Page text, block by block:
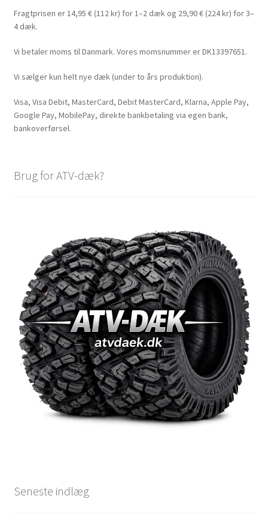
Fragtprisen er 14,95 € (112 kr) for 1–2 dæk og 29,90 € (224 kr) for 3–
4 dæk.
Vi betaler moms til Danmark. Vores momsnummer er DK13397651.
Vi sælger kun helt nye dæk (under to års produktion).
Visa, Visa Debit, MasterCard, Debit MasterCard, Klarna, Apple Pay,
Google Pay, MobilePay, direkte bankbetaling via egen bank,
bankoverførsel.
Brug for ATV-dæk?
Seneste indlæg